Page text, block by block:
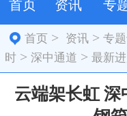
首页 资讯 专
首页 > 资讯 >专
时 > 深中通道 > 最新
云端架长虹